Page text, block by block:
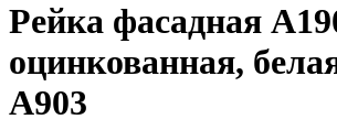
Рейка фасадная
оцинкованная,
А903